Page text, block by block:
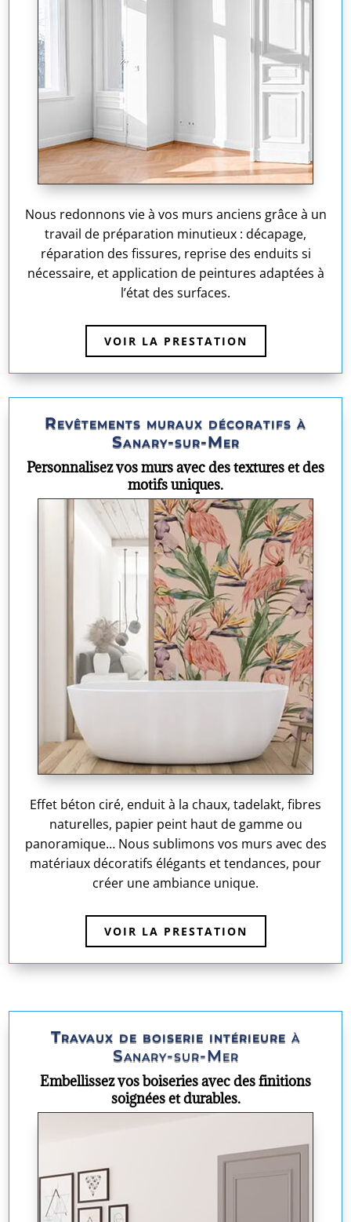
Nous redonnons vie à vos murs anciens grâce à un
travail de préparation minutieux : décapage,
réparation des fissures, reprise des enduits si
nécessaire, et application de peintures adaptées à
l’état des surfaces.
VOIR LA PRESTATION
Revêtements muraux décoratifs à
Sanary-sur-Mer
Personnalisez vos murs avec des textures et des
motifs uniques.
Effet béton ciré, enduit à la chaux, tadelakt, fibres
naturelles, papier peint haut de gamme ou
panoramique… Nous sublimons vos murs avec des
matériaux décoratifs élégants et tendances, pour
créer une ambiance unique.
VOIR LA PRESTATION
Travaux de boiserie intérieure à
Sanary-sur-Mer
Embellissez vos boiseries avec des finitions
soignées et durables.